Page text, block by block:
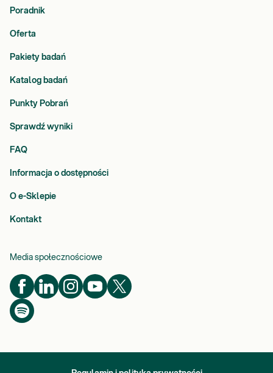
Poradnik
Oferta
Pakiety badań
Katalog badań
Punkty Pobrań
Sprawdź wyniki
FAQ
Informacja o dostępności
O e-Sklepie
Kontakt
Media społecznościowe